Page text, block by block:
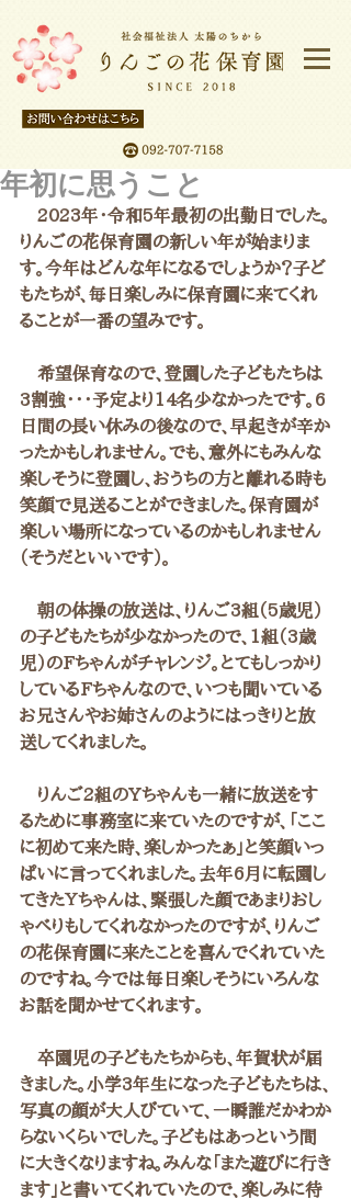
年初に思うこと
2023年・令和5年最初の出勤日でした。
りんごの花保育園の新しい年が始まりま
す。今年はどんな年になるでしょうか？子ど
もたちが、毎日楽しみに保育園に来てくれ
ることが一番の望みです。
希望保育なので、登園した子どもたちは
3割強・・・予定より14名少なかったです。6
日間の長い休みの後なので、早起きが辛か
ったかもしれません。でも、意外にもみんな
楽しそうに登園し、おうちの方と離れる時も
笑顔で見送ることができました。保育園が
楽しい場所になっているのかもしれません
（そうだといいです）。
朝の体操の放送は、りんご3組（5歳児）
の子どもたちが少なかったので、1組（3歳
児）のFちゃんがチャレンジ。とてもしっかり
しているFちゃんなので、いつも聞いている
お兄さんやお姉さんのようにはっきりと放
送してくれました。
りんご2組のYちゃんも一緒に放送をす
るために事務室に来ていたのですが、「ここ
に初めて来た時、楽しかったぁ」と笑顔いっ
ぱいに言ってくれました。去年6月に転園し
てきたＹちゃんは、緊張した顔であまりおし
ゃべりもしてくれなかったのですが、りんご
の花保育園に来たことを喜んでくれていた
のですね。今では毎日楽しそうにいろんな
お話を聞かせてくれます。
卒園児の子どもたちからも、年賀状が届
きました。小学3年生になった子どもたちは、
写真の顔が大人びていて、一瞬誰だかわか
らないくらいでした。子どもはあっという間
に大きくなりますね。みんな「また遊びに行き
ます」と書いてくれていたので、楽しみに待